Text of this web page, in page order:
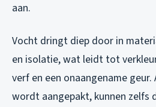
aan.
Vocht dringt diep door in
en isolatie, wat leidt tot
verf en een onaangename
wordt aangepakt, kunnen zelfs